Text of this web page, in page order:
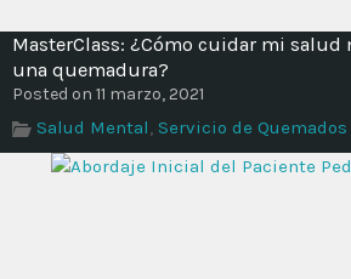
MasterClass: ¿Cómo cuidar mi salud
una quemadura?
Posted on 11 marzo, 2021
Salud Mental, Servicio de Quemados